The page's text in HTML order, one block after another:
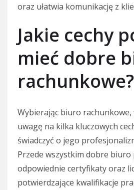
oraz ułatwia komunikację z
Jakie cechy
mieć dobre
rachunkowe?
Wybierając biuro
uwagę na kilka kluczowych
świadczyć o jego
Przede wszystkim dobre
odpowiednie certyfikaty oraz
potwierdzające kwalifikacje